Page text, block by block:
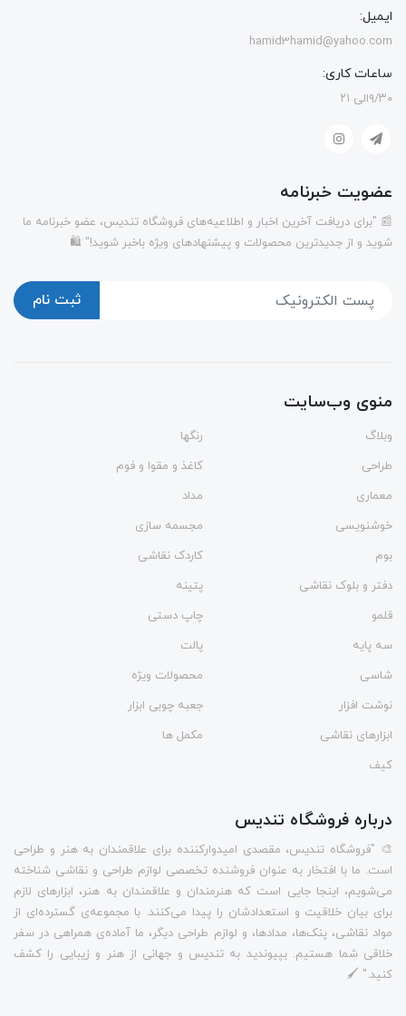
ایمیل:
hamid3hamid@yahoo.com
ساعات کاری:
۹/۳۰الی ۲۱
عضویت خبرنامه
📰 "برای دریافت آخرین اخبار و اطلاعیه‌های فروشگاه تندیس، عضو خبرنامه ما
شوید و از جدیدترین محصولات و پیشنهادهای ویژه باخبر شوید!" 🛍️
ثبت نام
منوی وب‌سایت
وبلاگ
رنگها
طراحی
کاغذ و مقوا و فوم
معماری
مداد
خوشنویسی
مجسمه سازی
بوم
کاردک نقاشی
دفتر و بلوک نقاشی
پتینه
قلمو
چاپ دستی
سه پایه
پالت
شاسی
محصولات ویژه
نوشت افزار
جعبه چوبی ابزار
ابزارهای نقاشی
مکمل ها
کیف
درباره فروشگاه تندیس
🎨 "فروشگاه تندیس، مقصدی امیدوارکننده برای علاقمندان به هنر و طراحی
است. ما با افتخار به عنوان فروشنده تخصصی لوازم طراحی و نقاشی شناخته
می‌شویم، اینجا جایی است که هنرمندان و علاقمندان به هنر، ابزارهای لازم
برای بیان خلاقیت و استعدادشان را پیدا می‌کنند. با مجموعه‌ی گسترده‌ای از
مواد نقاشی، پنک‌ها، مدادها، و لوازم طراحی دیگر، ما آماده‌ی همراهی در سفر
خلاقی شما هستیم. بپیوندید به تندیس و جهانی از هنر و زیبایی را کشف
کنید." 🖌️